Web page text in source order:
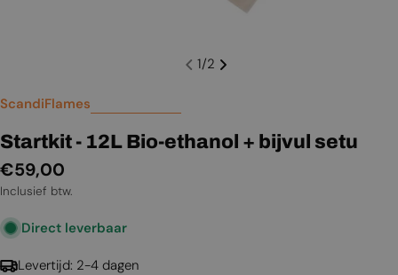
1/2
ScandiFlames
Startkit - 12L Bio-ethanol + bijvul setu
Normale
prijs
€59,00
Inclusief btw.
Direct leverbaar
Levertijd: 2-4 dagen